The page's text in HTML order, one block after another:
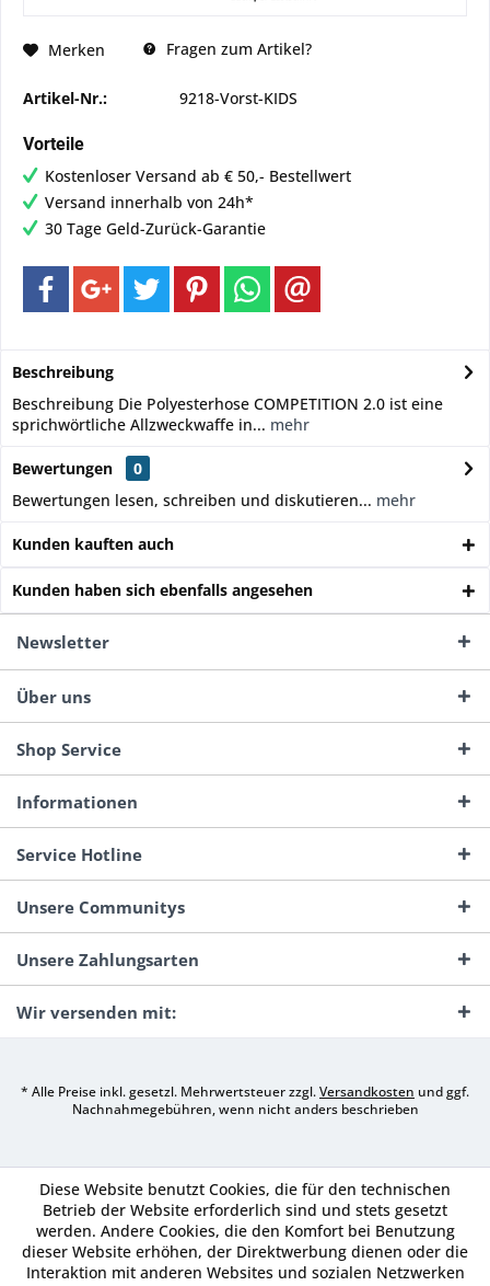
Merken Fragen zum Artikel?
Artikel-Nr.: 9218-Vorst-KIDS
Vorteile
Kostenloser Versand ab € 50,- Bestellwert
Versand innerhalb von 24h*
30 Tage Geld-Zurück-Garantie
Beschreibung
Beschreibung Die Polyesterhose COMPETITION 2.0 ist eine
sprichwörtliche Allzweckwaffe in... mehr
Bewertungen
0
Bewertungen lesen, schreiben und diskutieren... mehr
Kunden kauften auch
Kunden haben sich ebenfalls angesehen
Newsletter
Über uns
Shop Service
Informationen
Service Hotline
Unsere Communitys
Unsere Zahlungsarten
Wir versenden mit:
* Alle Preise inkl. gesetzl. Mehrwertsteuer zzgl.Versandkosten und ggf.
Nachnahmegebühren, wenn nicht anders beschrieben
Diese Website benutzt Cookies, die für den technischen
Betrieb der Website erforderlich sind und stets gesetzt
werden. Andere Cookies, die den Komfort bei Benutzung
dieser Website erhöhen, der Direktwerbung dienen oder die
Interaktion mit anderen Websites und sozialen Netzwerken